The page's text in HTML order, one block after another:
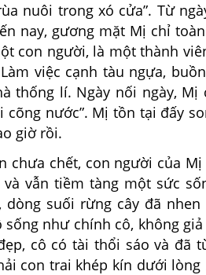
nuôi trong xó cửa”. Từ
nay, gương mặt Mị chỉ
con người, là một thành
việc cạnh tàu ngựa,
thống lí. Ngày nối ngày, Mị
cõng nước”. Mị tồn tại đấy
giờ rồi.
chết, con người của Mị
vẫn tiềm tàng một sức
dòng suối rừng cây đã
sống như chính cô, không
cô có tài thổi sáo và đã
con trai khép kín dưới lòng